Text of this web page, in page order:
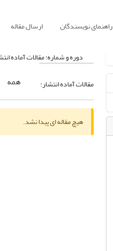
راهنمای نویسندگان ارسال مقاله
دوره و شماره:مقالات آماده
مقالات آماده انتشار:
همه
هیچ مقاله ای پیدا نشد.